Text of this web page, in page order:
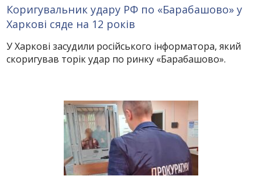
Коригувальник удару РФ по «Барабашово» у
Харкові сяде на 12 років
У Харкові засудили російського інформатора, який
скоригував торік удар по ринку «Барабашово».